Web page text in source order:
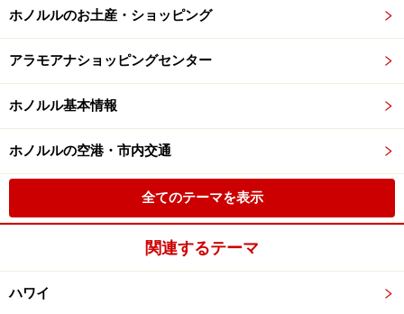
ホノルルのお土産・ショッピング
アラモアナショッピングセンター
ホノルル基本情報
ホノルルの空港・市内交通
全てのテーマを表示
関連するテーマ
ハワイ